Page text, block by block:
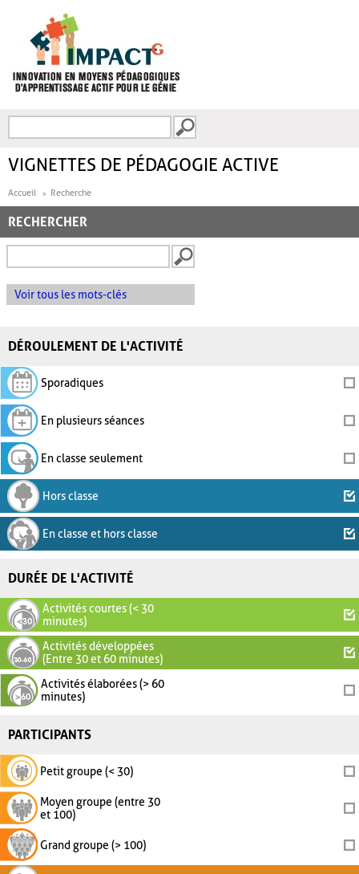
FORMULAIRE DE
VIGNETTES DE PÉDAGOGIE ACTIVE
Accueil Recherche
RECHERCHER
Voir tous les mots-clés
DÉROULEMENT DE L'ACTIVITÉ
Sporadiques
En plusieurs séances
En classe seulement
Hors classe
En classe et hors classe
DURÉE DE L'ACTIVITÉ
Activités courtes (< 30
minutes)
Activités développées
(Entre 30 et 60 minutes)
Activités élaborées (> 60
minutes)
PARTICIPANTS
Petit groupe (< 30)
Moyen groupe (entre 30
et 100)
Grand groupe (> 100)